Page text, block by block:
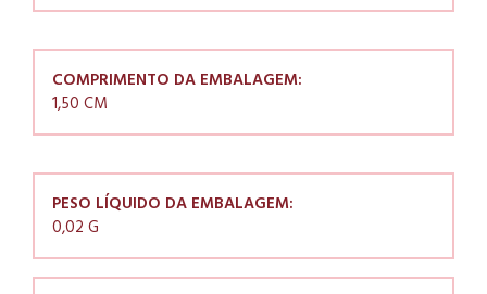
COMPRIMENTO DA EMBALAGEM:
1,50 CM
PESO LÍQUIDO DA EMBALAGEM:
0,02 G